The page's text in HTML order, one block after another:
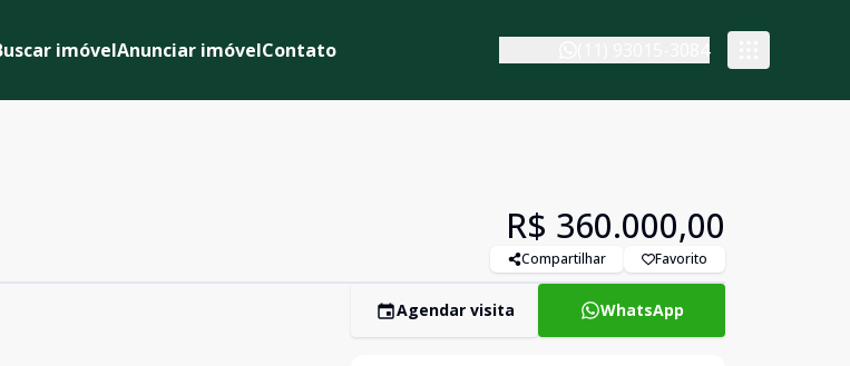
imóvelAnunciar imóvelContato
R$ 360.000,00
Compartilhar Favorito
Agendar visita WhatsApp